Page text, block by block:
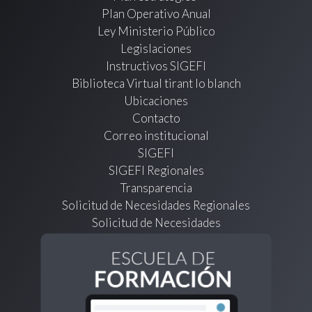
Plan Operativo Anual
Ley Ministerio Público
Legislaciones
Instructivos SIGEFI
Biblioteca Virtual tirant lo blanch
Ubicaciones
Contacto
Correo institucional
SIGEFI
SIGEFI Regionales
Transparencia
Solicitud de Necesidades Regionales
Solicitud de Necesidades